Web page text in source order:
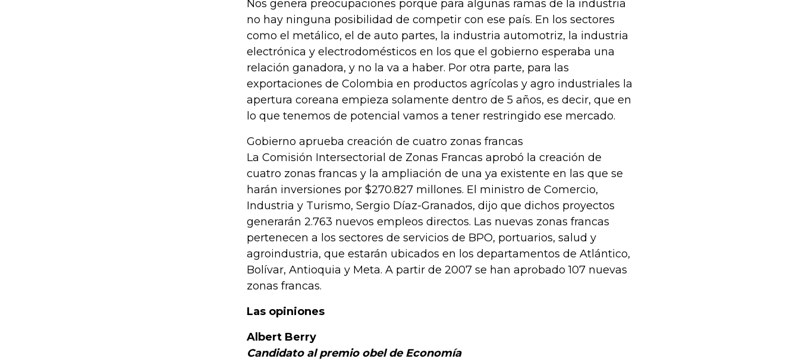
Nos genera preocupaciones porque para algunas ramas de la industria
no hay ninguna posibilidad de competir con ese país. En los sectores
como el metálico, el de auto partes, la industria automotriz, la industria
electrónica y electrodomésticos en los que el gobierno esperaba una
relación ganadora, y no la va a haber. Por otra parte, para las
exportaciones de Colombia en productos agrícolas y agro industriales la
apertura coreana empieza solamente dentro de 5 años, es decir, que en
lo que tenemos de potencial vamos a tener restringido ese mercado.
Gobierno aprueba creación de cuatro zonas francas
La Comisión Intersectorial de Zonas Francas aprobó la creación de
cuatro zonas francas y la ampliación de una ya existente en las que se
harán inversiones por $270.827 millones. El ministro de Comercio,
Industria y Turismo, Sergio Díaz-Granados, dijo que dichos proyectos
generarán 2.763 nuevos empleos directos. Las nuevas zonas francas
pertenecen a los sectores de servicios de BPO, portuarios, salud y
agroindustria, que estarán ubicados en los departamentos de Atlántico,
Bolívar, Antioquia y Meta. A partir de 2007 se han aprobado 107 nuevas
zonas francas.
Las opiniones
Albert Berry
Candidato al premio obel de Economía